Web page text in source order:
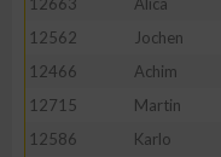
12562
Jochen
12466
Achim
12715
Martin
12586
Karlo